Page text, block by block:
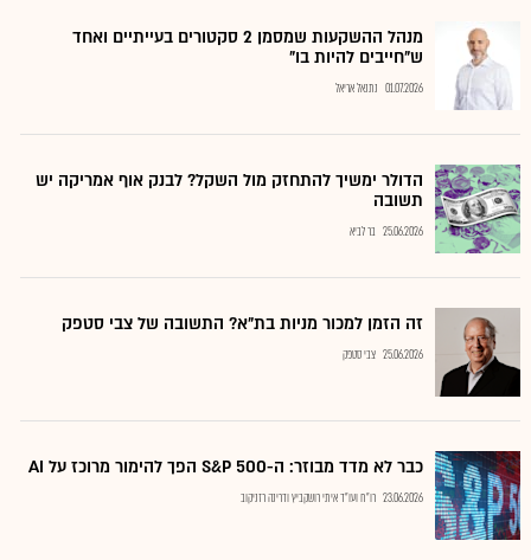
מנהל ההשקעות שמסמן 2 סקטורים בעייתיים ואחד
ש"חייבים להיות בו"
01.07.2026 נתנאל אריאל
הדולר ימשיך להתחזק מול השקל? לבנק אוף אמריקה יש
תשובה
25.06.2026 בר לביא
זה הזמן למכור מניות בת"א? התשובה של צבי סטפק
25.06.2026 צבי סטפק
כבר לא מדד מבוזר: ה-S&P 500 הפך להימור מרוכז על AI
23.06.2026 רו"ח ועו"ד איתי רושקביץ ודרינה רזניקוב